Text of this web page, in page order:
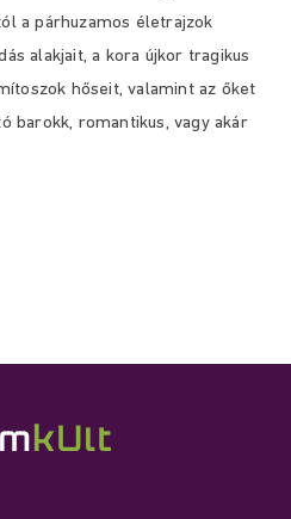
a párhuzamos életrajzok
alakjait, a kora újkor tragikus
hőseit, valamint az őket
barokk, romantikus, vagy akár